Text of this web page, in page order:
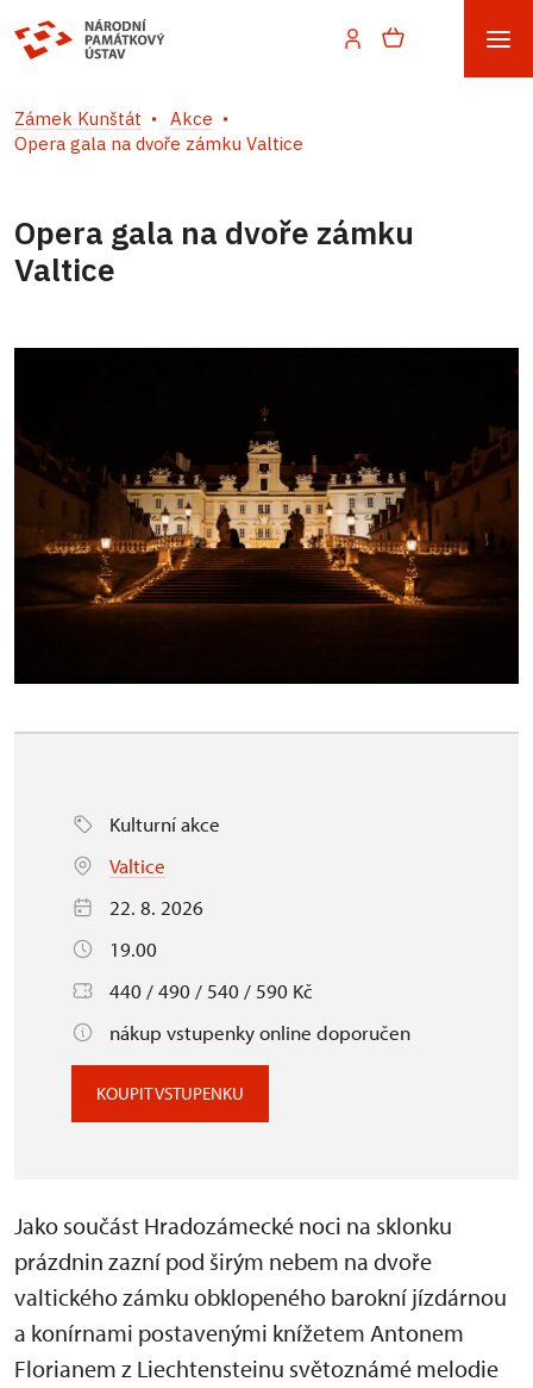
Zámek Kunštát
Akce
Opera gala na dvoře zámku Valtice
Opera gala na dvoře zámku
Valtice
Kulturní akce
Valtice
22. 8. 2026
19.00
440 / 490 / 540 / 590 Kč
nákup vstupenky online doporučen
KOUPIT VSTUPENKU
Jako součást Hradozámecké noci na sklonku
prázdnin zazní pod širým nebem na dvoře
valtického zámku obklopeného barokní jízdárnou
a konírnami postavenými knížetem Antonem
Florianem z Liechtensteinu světoznámé melodie